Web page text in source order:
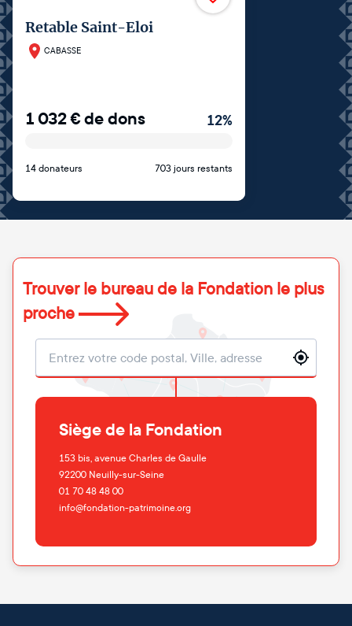
Retable Saint-Eloi
CABASSE
1 032€de dons 12%
14 donateurs 703 jours restants
Trouver le bureau de la Fondation le plus
proche
Localisation
Siège de la Fondation
153 bis, avenue Charles de Gaulle
92200 Neuilly-sur-Seine
01 70 48 48 00
info@fondation-patrimoine.org